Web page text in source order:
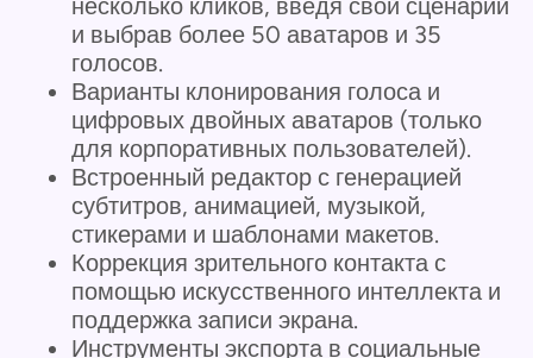
несколько кликов, введя свой сценарий
и выбрав более 50 аватаров и 35
голосов.
Варианты клонирования голоса и
цифровых двойных аватаров (только
для корпоративных пользователей).
Встроенный редактор с генерацией
субтитров, анимацией, музыкой,
стикерами и шаблонами макетов.
Коррекция зрительного контакта с
помощью искусственного интеллекта и
поддержка записи экрана.
Инструменты экспорта в социальные